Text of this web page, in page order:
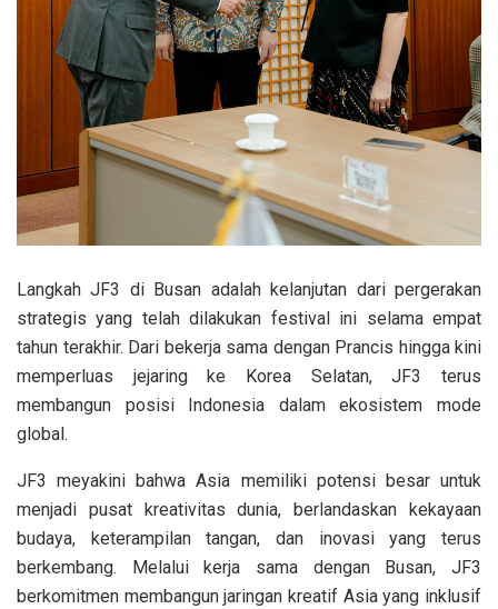
Langkah JF3 di Busan adalah kelanjutan dari pergerakan
strategis yang telah dilakukan festival ini selama empat
tahun terakhir. Dari bekerja sama dengan Prancis hingga kini
memperluas jejaring ke Korea Selatan, JF3 terus
membangun posisi Indonesia dalam ekosistem mode
global.
JF3 meyakini bahwa Asia memiliki potensi besar untuk
menjadi pusat kreativitas dunia, berlandaskan kekayaan
budaya, keterampilan tangan, dan inovasi yang terus
berkembang. Melalui kerja sama dengan Busan, JF3
berkomitmen membangun jaringan kreatif Asia yang inklusif